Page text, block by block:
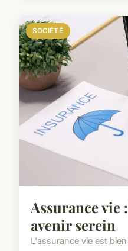
SOCIÉTÉ
Assurance vie
avenir serein
L'assurance vie est